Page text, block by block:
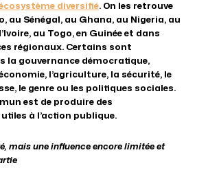
diversifié. On les retrouve
au Sénégal, au Ghana, au Nigeria, au
au Togo, en Guinée et dans
régionaux. Certains sont
la gouvernance démocratique,
l’agriculture, la sécurité, le
le genre ou les politiques sociales.
est de produire des
à l’action publique.
mais une influence encore limitée et